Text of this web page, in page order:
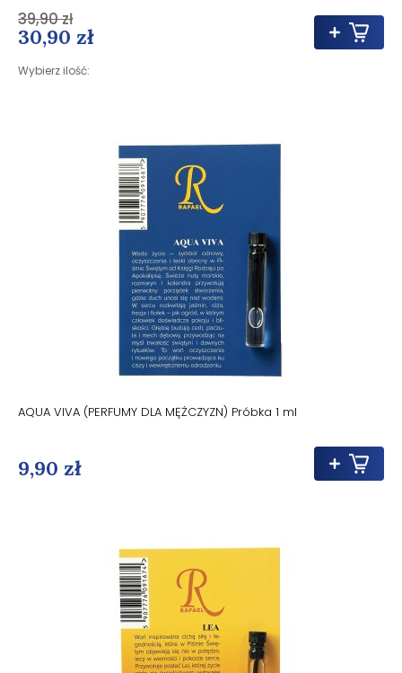
30,90 zł
Wybierz ilość:
39,90 zł
AQUA VIVA (PERFUMY DLA MĘŻCZYZN) Próbka 1 ml
9,90 zł